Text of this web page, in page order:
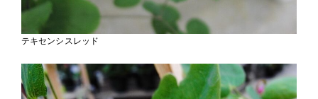
テキセンシスレッド